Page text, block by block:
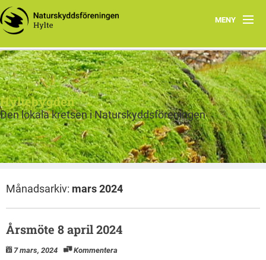
MENY
Hem
Program
Om Hylte kretsen
Skog
Fräsch på riktigt
Hyltebygden
Den lokala kretsen i Naturskyddsföreningen
Månadsarkiv: mars 2024
Årsmöte 8 april 2024
7 mars, 2024 Kommentera